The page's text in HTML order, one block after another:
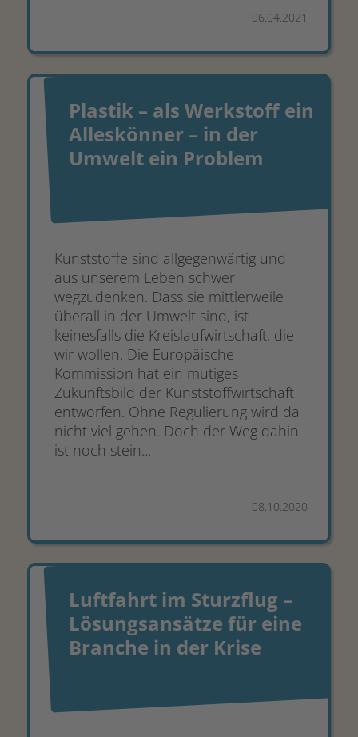
06.04.2021
Plastik – als Werkstoff ein
Alleskönner – in der
Umwelt ein Problem
Kunststoffe sind allgegenwärtig und
aus unserem Leben schwer
wegzudenken. Dass sie mittlerweile
überall in der Umwelt sind, ist
keinesfalls die Kreislaufwirtschaft, die
wir wollen. Die Europäische
Kommission hat ein mutiges
Zukunftsbild der Kunststoffwirtschaft
entworfen. Ohne Regulierung wird da
nicht viel gehen. Doch der Weg dahin
ist noch stein...
08.10.2020
Luftfahrt im Sturzflug –
Lösungsansätze für eine
Branche in der Krise